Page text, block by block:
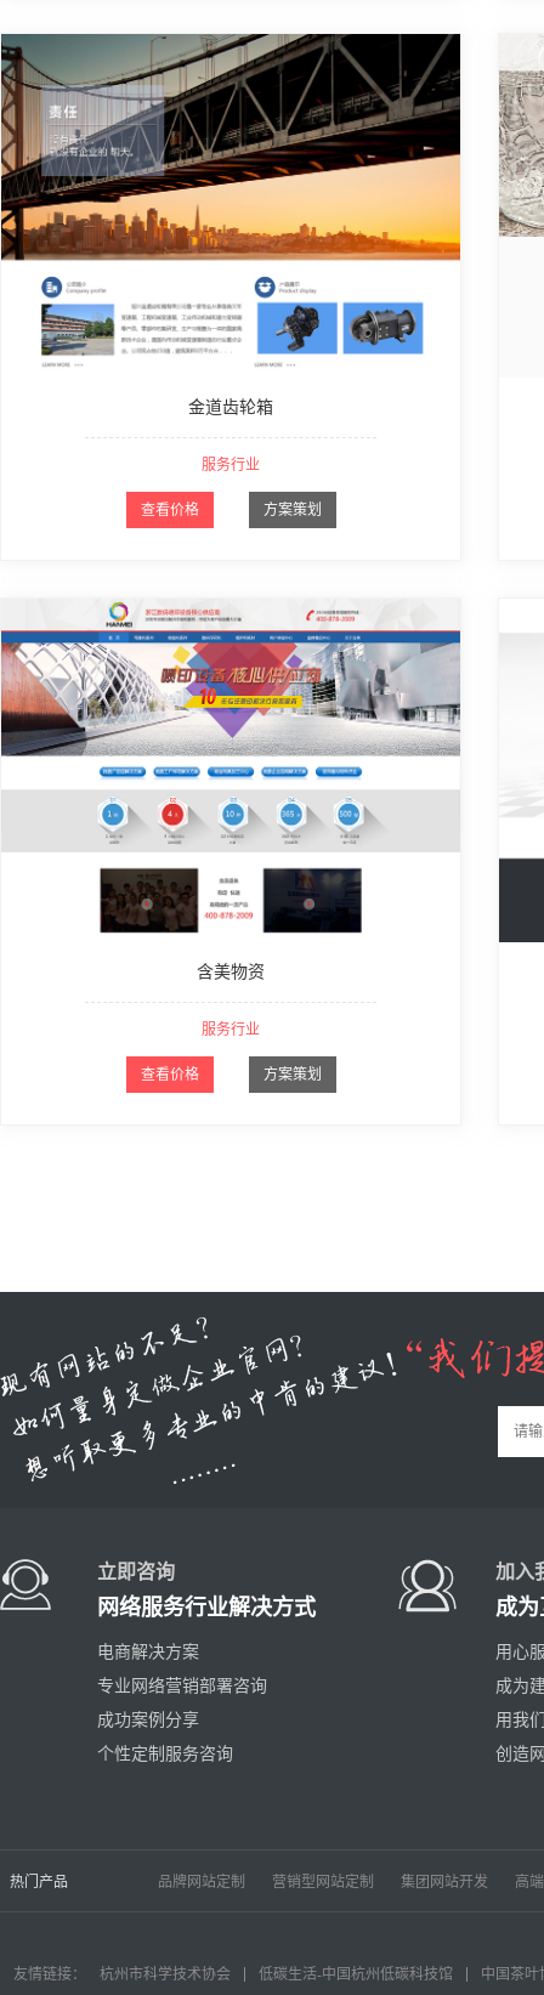
金道齿轮箱
服务行业
查看价格 方案策划
含美物资
服务行业
查看价格 方案策划
立即咨询
网络服务行业解决方式
电商解决方案
专业网络营销部署咨询
成功案例分享
个性定制服务咨询
加入
成
用心
成为
用我
创造
热门产品 品牌网站定制 营销型网站定制 集团网站开发 高
友情链接： 杭州市科学技术协会 低碳生活-中国杭州低碳科技馆 中国茶叶